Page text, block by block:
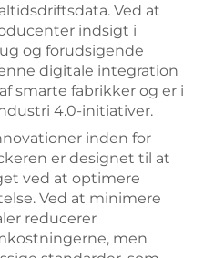
Ved at
indsigt i
og forudsigende
digitale integration
smarte fabrikker og er i
4.0-initiativer.
inden for
er designet til at
ved at optimere
Ved at minimere
reducerer
men